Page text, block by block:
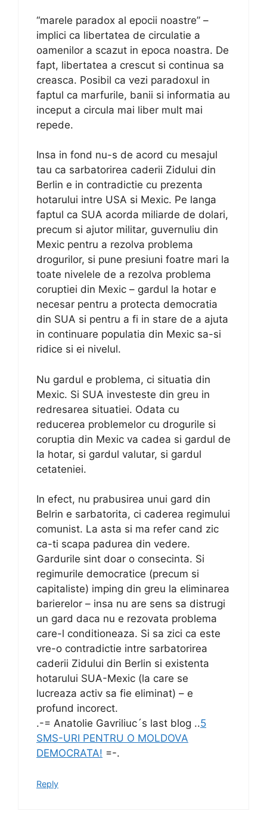
“marele paradox al epocii noastre” –
implici ca libertatea de circulatie a
oamenilor a scazut in epoca noastra. De
fapt, libertatea a crescut si continua sa
creasca. Posibil ca vezi paradoxul in
faptul ca marfurile, banii si informatia au
inceput a circula mai liber mult mai
repede.
Insa in fond nu-s de acord cu mesajul
tau ca sarbatorirea caderii Zidului din
Berlin e in contradictie cu prezenta
hotarului intre USA si Mexic. Pe langa
faptul ca SUA acorda miliarde de dolari,
precum si ajutor militar, guvernuliu din
Mexic pentru a rezolva problema
drogurilor, si pune presiuni foatre mari la
toate nivelele de a rezolva problema
coruptiei din Mexic – gardul la hotar e
necesar pentru a protecta democratia
din SUA si pentru a fi in stare de a ajuta
in continuare populatia din Mexic sa-si
ridice si ei nivelul.
Nu gardul e problema, ci situatia din
Mexic. Si SUA investeste din greu in
redresarea situatiei. Odata cu
reducerea problemelor cu drogurile si
coruptia din Mexic va cadea si gardul de
la hotar, si gardul valutar, si gardul
cetateniei.
In efect, nu prabusirea unui gard din
Belrin e sarbatorita, ci caderea regimului
comunist. La asta si ma refer cand zic
ca-ti scapa padurea din vedere.
Gardurile sint doar o consecinta. Si
regimurile democratice (precum si
capitaliste) imping din greu la eliminarea
barierelor – insa nu are sens sa distrugi
un gard daca nu e rezovata problema
care-l conditioneaza. Si sa zici ca este
vre-o contradictie intre sarbatorirea
caderii Zidului din Berlin si existenta
hotarului SUA-Mexic (la care se
lucreaza activ sa fie eliminat) – e
profund incorect.
.-= Anatolie Gavriliuc´s last blog ..5
SMS-URI PENTRU O MOLDOVA
DEMOCRATA! =-.
Reply